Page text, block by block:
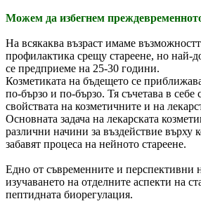
Можем да избегнем
На всякаква възраст имаме
профилактика срещу стареене, но най-
се предприеме на 25-30 години.
Козметиката на бъдещето се
по-бързо и по-бързо. Тя съчетава в
свойствата на козметичните и на
Основната задача на лекарската
различни начини за въздействие върху
забавят процеса на нейното стареене.
Едно от съвременните и перспективни
изучаването на отделните аспекти на
пептидната биорегулация.